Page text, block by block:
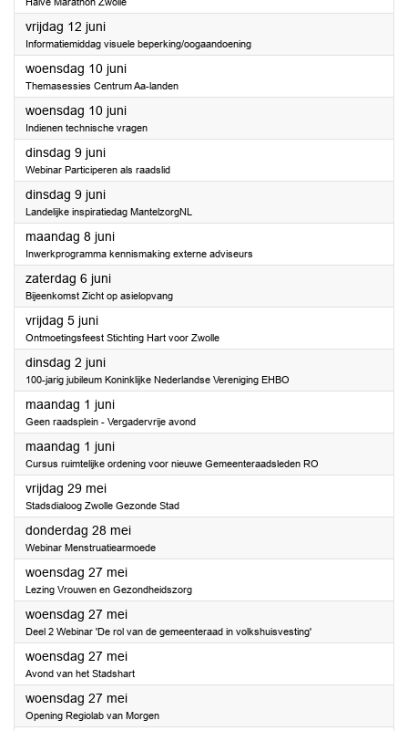
vrijdag 12 juni2026
Informatiemiddag visuele beperking/oogaandoening
woensdag 10 juni2026
Themasessies Centrum Aa-landen
woensdag 10 juni2026
Indienen technische vragen
dinsdag 9 juni2026
Webinar Participeren als raadslid
dinsdag 9 juni2026
Landelijke inspiratiedag MantelzorgNL
maandag 8 juni2026
Inwerkprogramma kennismaking externe adviseurs
zaterdag 6 juni2026
Bijeenkomst Zicht op asielopvang
vrijdag 5 juni2026
Ontmoetingsfeest Stichting Hart voor Zwolle
dinsdag 2 juni2026
100-jarig jubileum Koninklijke Nederlandse Vereniging EHBO
maandag 1 juni2026
Geen raadsplein - Vergadervrije avond
maandag 1 juni2026
Cursus ruimtelijke ordening voor nieuwe Gemeenteraadsleden RO
vrijdag 29 mei2026
Stadsdialoog Zwolle Gezonde Stad
donderdag 28 mei2026
Webinar Menstruatiearmoede
woensdag 27 mei2026
Lezing Vrouwen en Gezondheidszorg
woensdag 27 mei2026
Deel 2 Webinar 'De rol van de gemeenteraad in volkshuisvesting'
woensdag 27 mei2026
Avond van het Stadshart
woensdag 27 mei2026
Opening Regiolab van Morgen